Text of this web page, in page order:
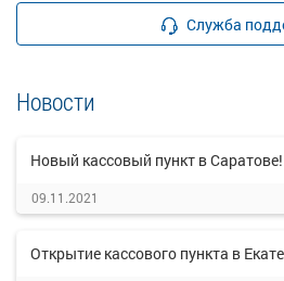
Служба
Новости
Новый кассовый пункт в Саратове!
09.11.2021
Открытие кассового пункта в